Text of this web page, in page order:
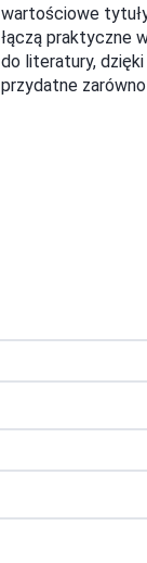
wartościowe
łączą praktyczne
do literatury,
przydatne